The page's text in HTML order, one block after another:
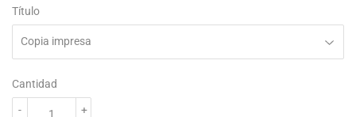
Título
Cantidad
+
-